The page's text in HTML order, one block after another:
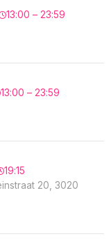
13:00 – 23:59
13:00 – 23:59
19:15
20, 3020